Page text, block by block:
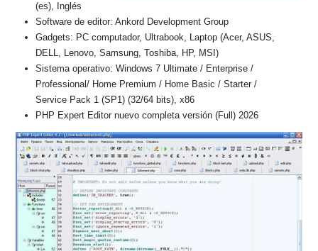
(es), Inglés
Software de editor: Ankord Development Group
Gadgets: PC computador, Ultrabook, Laptop (Acer, ASUS,
DELL, Lenovo, Samsung, Toshiba, HP, MSI)
Sistema operativo: Windows 7 Ultimate / Enterprise /
Professional/ Home Premium / Home Basic / Starter /
Service Pack 1 (SP1) (32/64 bits), x86
PHP Expert Editor nuevo completa versión (Full) 2026